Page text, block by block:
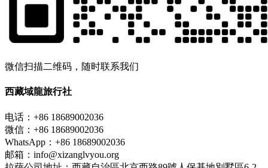
微信扫描二维码，随时联系我们
西藏域龍旅行社
电话：+86 18689002036
微信：+86 18689002036
WhatsApp：+86 18689002036
邮箱：info@xizanglvyou.org